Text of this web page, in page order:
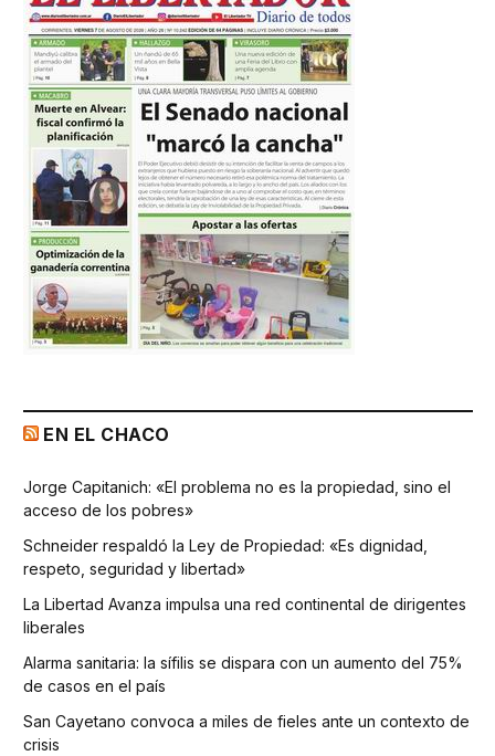
EN EL CHACO
Jorge Capitanich: «El problema no es la propiedad, sino el
acceso de los pobres»
Schneider respaldó la Ley de Propiedad: «Es dignidad,
respeto, seguridad y libertad»
La Libertad Avanza impulsa una red continental de dirigentes
liberales
Alarma sanitaria: la sífilis se dispara con un aumento del 75%
de casos en el país
San Cayetano convoca a miles de fieles ante un contexto de
crisis